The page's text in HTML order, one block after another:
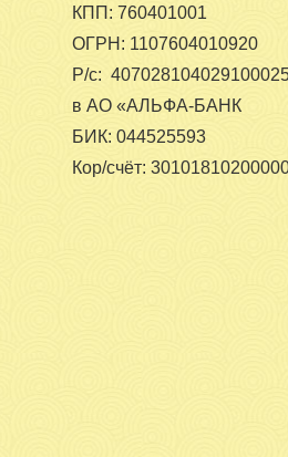
КПП: 760401001
ОГРН: 1107604010920
Р/с:
в АО «АЛЬФА-БАНК
БИК: 044525593
Кор/счёт: